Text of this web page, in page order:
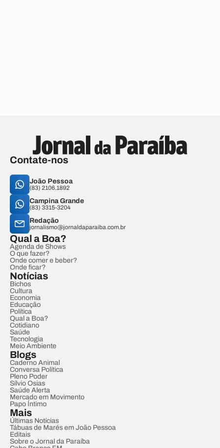
Contate-nos
João Pessoa
(83) 2106.1892
Campina Grande
(83) 3315-3204
Redação
jornalismo@jornaldaparaiba.com.br
Qual a Boa?
Agenda de Shows
O que fazer?
Onde comer e beber?
Onde ficar?
Notícias
Bichos
Cultura
Economia
Educação
Política
Qual a Boa?
Cotidiano
Saúde
Tecnologia
Meio Ambiente
Blogs
Caderno Animal
Conversa Política
Pleno Poder
Sílvio Osias
Saúde Alerta
Mercado em Movimento
Papo Íntimo
Mais
Últimas Notícias
Tábuas de Marés em João Pessoa
Editais
Sobre o Jornal da Paraíba